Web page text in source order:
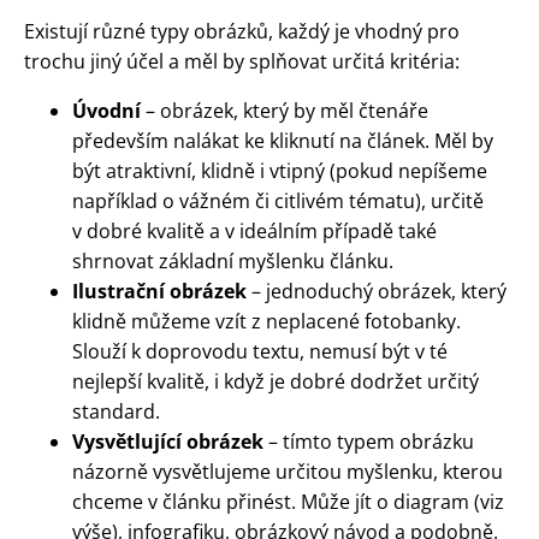
Existují různé typy obrázků, každý je vhodný pro
trochu jiný účel a měl by splňovat určitá kritéria:
Úvodní– obrázek, který by měl čtenáře
především nalákat ke kliknutí na článek. Měl by
být atraktivní, klidně i vtipný (pokud nepíšeme
například o vážném či citlivém tématu), určitě
v dobré kvalitě a v ideálním případě také
shrnovat základní myšlenku článku.
Ilustrační obrázek– jednoduchý obrázek, který
klidně můžeme vzít z neplacené fotobanky.
Slouží k doprovodu textu, nemusí být v té
nejlepší kvalitě, i když je dobré dodržet určitý
standard.
Vysvětlující obrázek– tímto typem obrázku
názorně vysvětlujeme určitou myšlenku, kterou
chceme v článku přinést. Může jít o diagram (viz
výše), infografiku, obrázkový návod a podobně.